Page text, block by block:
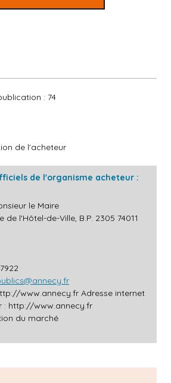
: 74
de l'acheteur
de l'organisme acheteur :
le Maire
de l'Hôtel-de-Ville, B.P. 2305 74011
www.annecy.fr Adresse internet
: http://www.annecy.fr
du marché